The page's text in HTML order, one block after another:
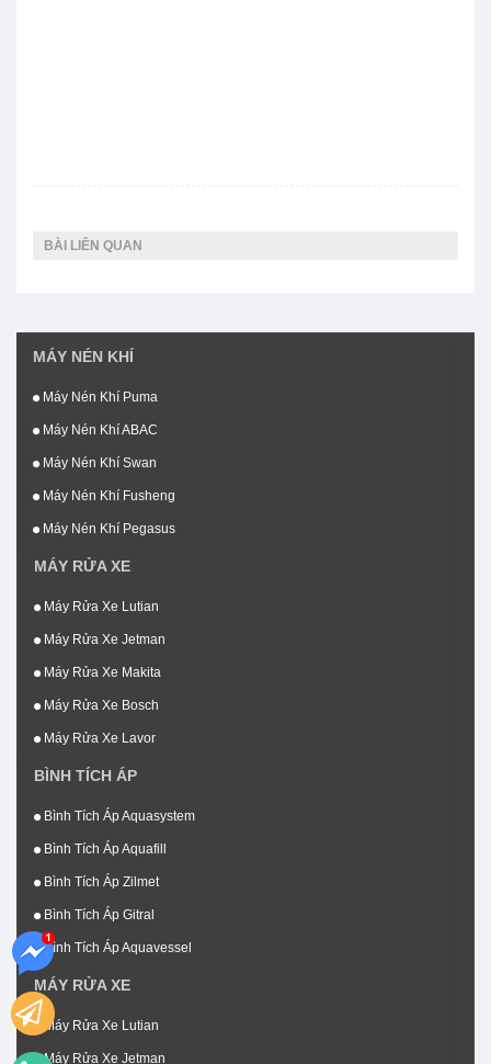
BÀI LIÊN QUAN
MÁY NÉN KHÍ
Máy Nén Khí Puma
Máy Nén Khí ABAC
Máy Nén Khí Swan
Máy Nén Khí Fusheng
Máy Nén Khí Pegasus
MÁY RỬA XE
Máy Rửa Xe Lutian
Máy Rửa Xe Jetman
Máy Rửa Xe Makita
Máy Rửa Xe Bosch
Máy Rửa Xe Lavor
BÌNH TÍCH ÁP
Bình Tích Áp Aquasystem
Bình Tích Áp Aquafill
Bình Tích Áp Zilmet
Bình Tích Áp Gitral
Bình Tích Áp Aquavessel
MÁY RỬA XE
Máy Rửa Xe Lutian
Máy Rửa Xe Jetman